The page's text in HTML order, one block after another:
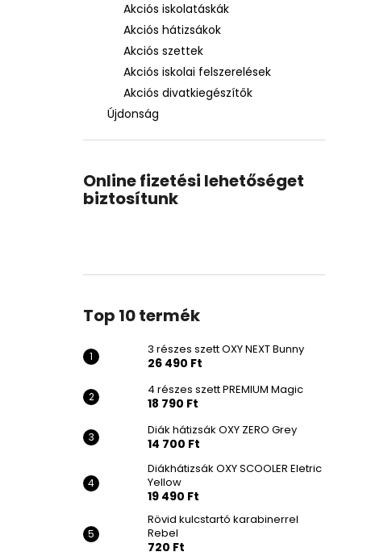
Akciós iskolatáskák
Akciós hátizsákok
Akciós szettek
Akciós iskolai felszerelések
Akciós divatkiegészítők
Újdonság
Online fizetési lehetőséget
biztosítunk
Top 10 termék
3 részes szett OXY NEXT Bunny
26 490 Ft
4 részes szett PREMIUM Magic
18 790 Ft
Diák hátizsák OXY ZERO Grey
14 700 Ft
Diákhátizsák OXY SCOOLER Eletric
Yellow
19 490 Ft
Rövid kulcstartó karabinerrel
Rebel
720 Ft